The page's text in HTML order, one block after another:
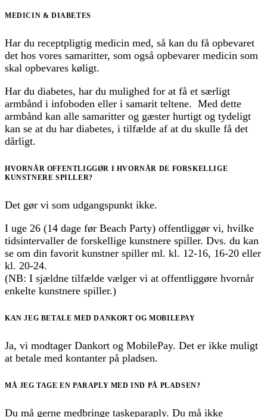
MEDICIN & DIABETES
Har du receptpligtig medicin med, så kan du få opbevaret
det hos vores samaritter, som også opbevarer medicin som
skal opbevares køligt.
Har du diabetes, har du mulighed for at få et særligt
armbånd i infoboden eller i samarit teltene. Med dette
armbånd kan alle samaritter og gæster hurtigt og tydeligt
kan se at du har diabetes, i tilfælde af at du skulle få det
dårligt.
HVORNÅR OFFENTLIGGØR I HVORNÅR DE FORSKELLIGE
KUNSTNERE SPILLER?
Det gør vi som udgangspunkt ikke.
I uge 26 (14 dage før Beach Party) offentliggør vi, hvilke
tidsintervaller de forskellige kunstnere spiller. Dvs. du kan
se om din favorit kunstner spiller ml. kl. 12-16, 16-20 eller
kl. 20-24.
(NB: I sjældne tilfælde vælger vi at offentliggøre hvornår
enkelte kunstnere spiller.)
KAN JEG BETALE MED DANKORT OG MOBILEPAY
Ja, vi modtager Dankort og MobilePay. Det er ikke muligt
at betale med kontanter på pladsen.
MÅ JEG TAGE EN PARAPLY MED IND PÅ PLADSEN?
Du må gerne medbringe taskeparaply. Du må ikke